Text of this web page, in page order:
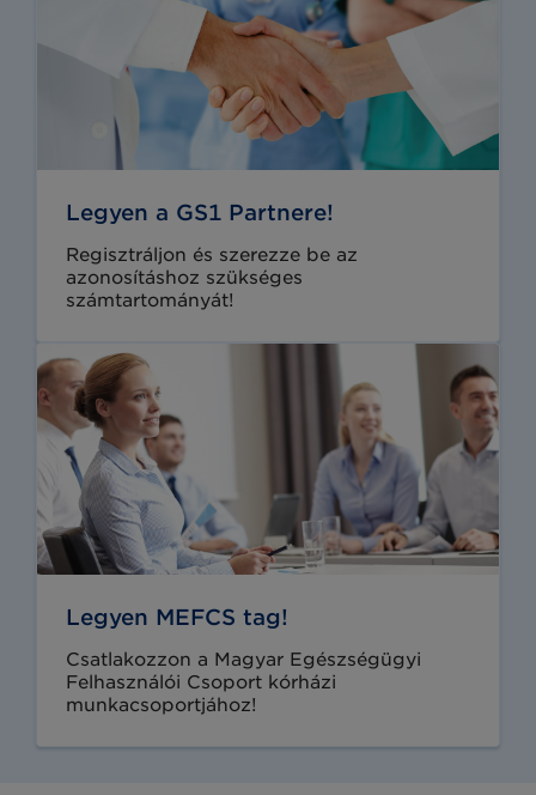
Legyen a GS1 Partnere!
Regisztráljon és szerezze be az
azonosításhoz szükséges
számtartományát!
Legyen MEFCS tag!
Csatlakozzon a Magyar Egészségügyi
Felhasználói Csoport kórházi
munkacsoportjához!